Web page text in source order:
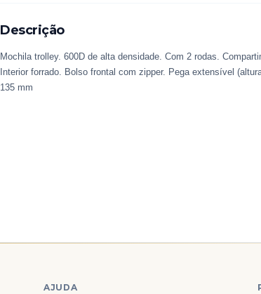
Descrição
Mochila trolley. 600D de alta densidade. Com 2 rodas.
Interior forrado. Bolso frontal com zipper. Pega extensível
135 mm
AJUDA